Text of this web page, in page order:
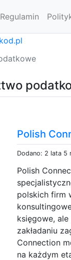
Regulamin
Polish
Dodano: 2 lata 5
Polish
polskich firm
księgowe,
zakładaniu
Connection
na każdym